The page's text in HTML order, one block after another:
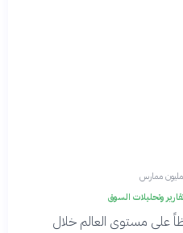
على مستوى العالم خلال